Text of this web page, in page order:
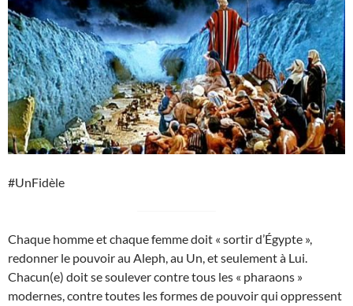
#UnFidèle
Chaque homme et chaque femme doit « sortir d’Égypte »,
redonner le pouvoir au Aleph, au Un, et seulement à Lui.
Chacun(e) doit se soulever contre tous les « pharaons »
modernes, contre toutes les formes de pouvoir qui oppressent